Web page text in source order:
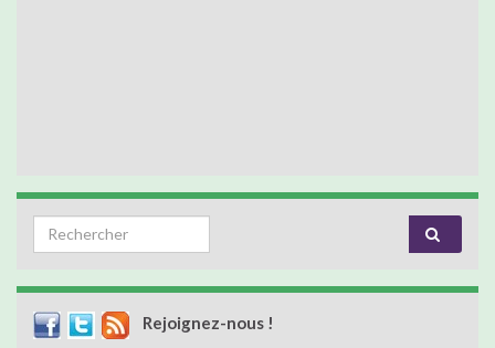
Search for:
Rejoignez-nous !